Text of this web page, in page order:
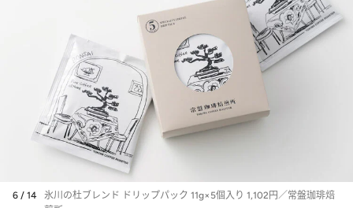
6 / 14
氷川の杜ブレンド ドリップパック 11g×5個入り 1,102円／常盤珈琲焙